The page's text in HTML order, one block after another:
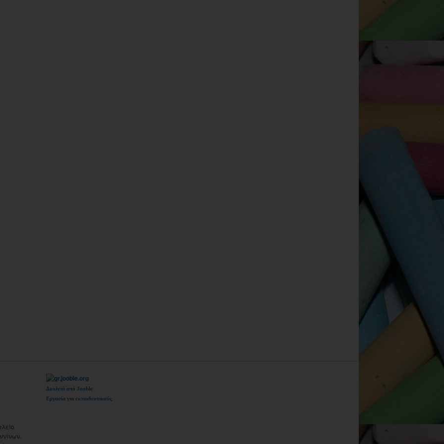
Δουλειά από Jooble
Εργασία για εκπαιδευτικούς